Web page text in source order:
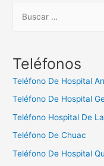
c
Teléfonos
Teléfono De Hospital
Teléfono De Hospital
Teléfono Hospital De
Teléfono De Chuac
Teléfono De Hospital